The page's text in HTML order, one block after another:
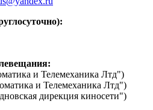
и Телемеханика Лтд")
и Телемеханика Лтд")
дирекция киносети")